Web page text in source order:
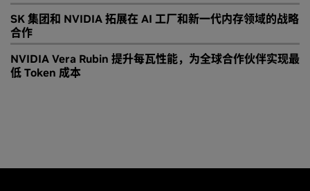
SK 集团和 NVIDIA 拓展在 AI 工厂和新一代内存领域的战略
合作
NVIDIA Vera Rubin 提升每瓦性能，为全球合作伙伴实现最
低 Token 成本